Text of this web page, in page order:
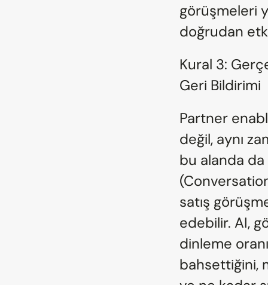
görüşmeleri
doğrudan
Kural 3:
Geri Bildirimi
Partner
değil, aynı
bu alanda da
satış
edebilir. AI,
dinleme
bahsettiğini,